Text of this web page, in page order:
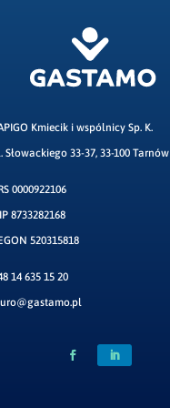
Kmiecik i wspólnicy Sp. K.
Słowackiego 33-37, 33-100 Tarnów
0000922106
8733282168
520315818
14 635 15 20